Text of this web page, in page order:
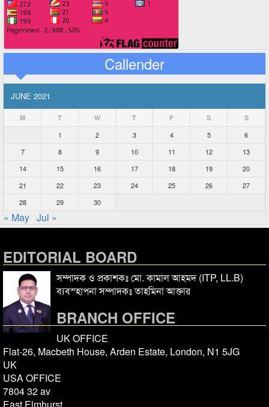
Callender
JUNE 2021
M T W T F S S
1 2 3 4 5
6
7
8 9 10 11 12
13
14
15 16 17 18 19
20
21
22 23 24 25 26
27
28
29 30
« May Jul »
EDITORIAL BOARD
সম্পাদক ও প্রকাশকঃ মো. কামাল আহমদ (ITP, LL.B)
ব্যবস্হাপনা সম্পাদকঃ তাহমিনা আক্তার
BRANCH OFFICE
UK OFFICE
Flat-26, Macbeth House, Arden Estate, London, N1 5JG
UK
USA OFFICE
7804 32 av